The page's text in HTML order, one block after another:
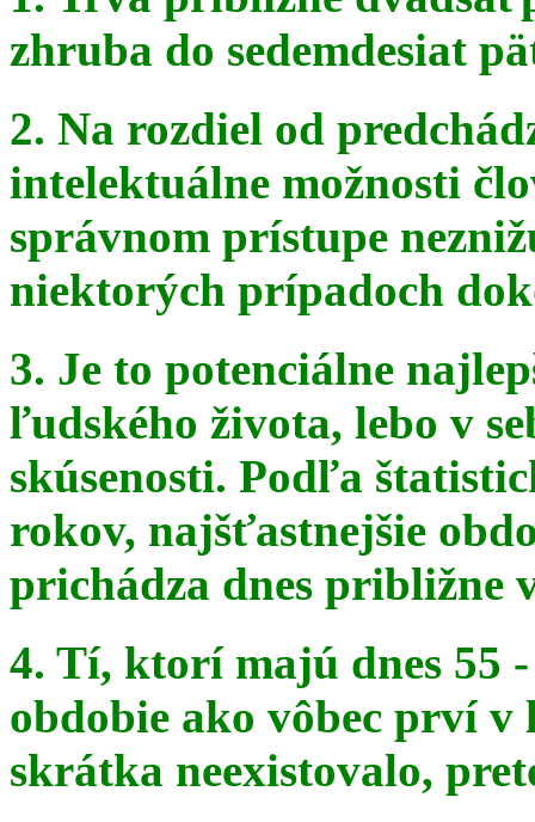
zhruba do sedemdesiat
2. Na rozdiel od
intelektuálne možnosti
správnom prístupe
niektorých prípadoch
3. Je to potenciálne
ľudského života, lebo v
skúsenosti. Podľa
rokov, najšťastnejšie
prichádza dnes približne
4. Tí, ktorí majú dnes 55
obdobie ako vôbec prví
skrátka neexistovalo,